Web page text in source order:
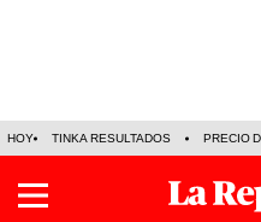
HOY TINKA RESULTADOS PRECIO